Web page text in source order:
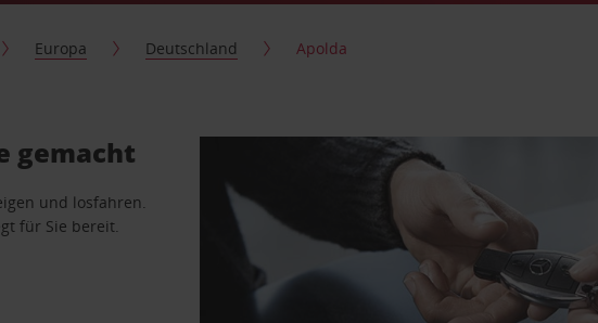
Europa Deutschland Apolda
gemacht
und losfahren.
für Sie bereit.